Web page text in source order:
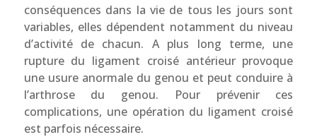
conséquences dans la vie de tous les jours sont
variables, elles dépendent notamment du niveau
d’activité de chacun. A plus long terme, une
rupture du ligament croisé antérieur provoque
une usure anormale du genou et peut conduire à
l’arthrose du genou. Pour prévenir ces
complications, une opération du ligament croisé
est parfois nécessaire.